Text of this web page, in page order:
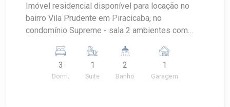
Imóvel residencial disponível para locação no
bairro Vila Prudente em Piracicaba, no
condomínio Supreme - sala 2 ambientes com
armários - área de serviço com armários -
banheiro social - 3 quartos com armários, sendo
1 suite Obs.: apartamento possui preparação para
3
Dorm.
1
Suite
2
Banho
1
Garagem